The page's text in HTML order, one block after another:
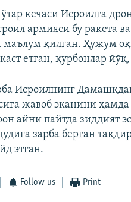
кечаси Исроилга
армияси бу ракета
қилган. Ҳужум
етган, қурбонлар
Исроилнинг
жавоб эканини
айни пайтда зиддият
зарба берган
этган.
Follow us Print